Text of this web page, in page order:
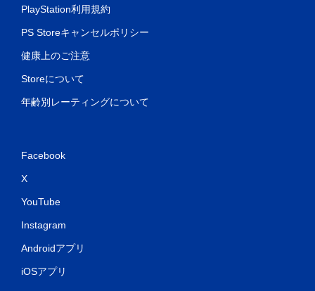
PlayStation利用規約
PS Storeキャンセルポリシー
健康上のご注意
Storeについて
年齢別レーティングについて
Facebook
X
YouTube
Instagram
Androidアプリ
iOSアプリ